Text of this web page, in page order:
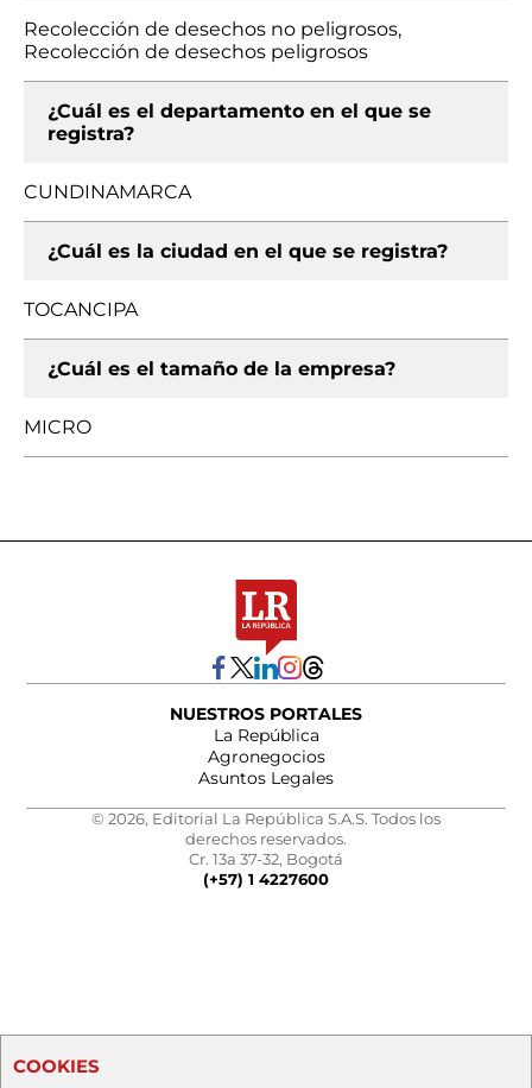
Recolección de desechos no peligrosos,
Recolección de desechos peligrosos
¿Cuál es el departamento en el que se
registra?
CUNDINAMARCA
¿Cuál es la ciudad en el que se registra?
TOCANCIPA
¿Cuál es el tamaño de la empresa?
MICRO
NUESTROS PORTALES
La República
Agronegocios
Asuntos Legales
© 2026, Editorial La República S.A.S. Todos los
derechos reservados.
Cr. 13a 37-32, Bogotá
(+57) 1 4227600
COOKIES